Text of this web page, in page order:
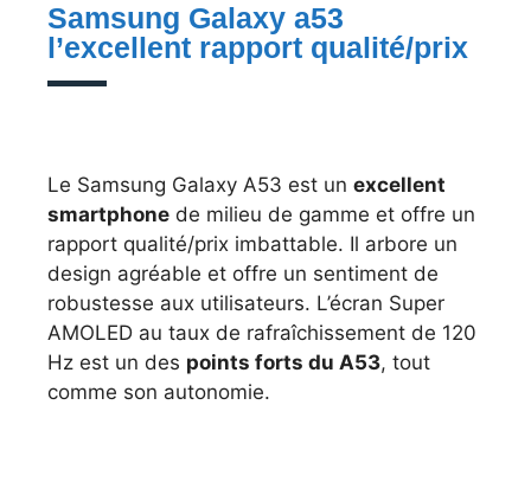
Samsung Galaxy a53
l’excellent rapport qualité/prix
Le Samsung Galaxy A53 est un excellent
smartphone de milieu de gamme et offre un
rapport qualité/prix imbattable. Il arbore un
design agréable et offre un sentiment de
robustesse aux utilisateurs. L’écran Super
AMOLED au taux de rafraîchissement de 120
Hz est un des points forts du A53, tout
comme son autonomie.